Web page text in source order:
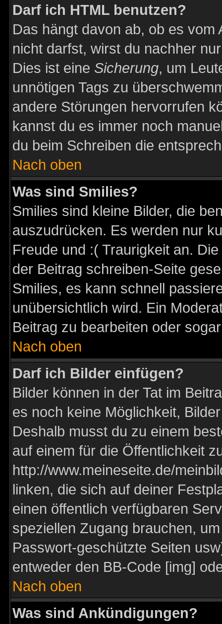
Darf ich HTML benutzen?
Das hängt davon ab, ob es
nicht darfst, wirst du nachher
Dies ist eine Sicherung, um
unnötigen Tags zu
andere Störungen hervorrufen
kannst du es immer noch
du beim Schreiben die
Nach oben
Was sind Smilies?
Smilies sind kleine Bilder, die
auszudrücken. Es werden nur
Freude und :( Traurigkeit an.
der Beitrag schreiben-Seite
Smilies, es kann schnell
unübersichtlich wird. Ein
Beitrag zu bearbeiten oder
Nach oben
Darf ich Bilder einfügen?
Bilder können in der Tat im
es noch keine Möglichkeit,
Deshalb musst du zu einem
auf einem für die Öffentlichkeit
http://www.meineseite.de/
linken, die sich auf deiner
einen öffentlich verfügbaren
speziellen Zugang brauchen,
Passwort-geschützte Seiten
entweder den BB-Code [img]
Nach oben
Was sind Ankündigungen?